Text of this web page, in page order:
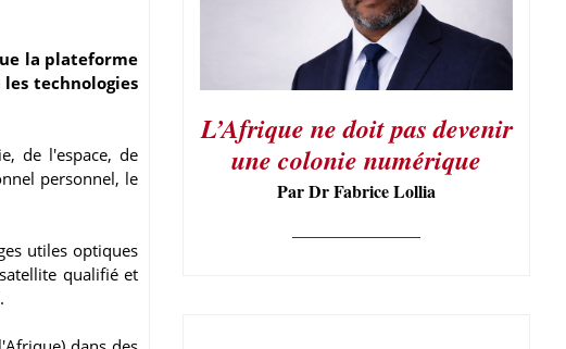
la plateforme
technologies
de l'espace, de
personnel, le
utiles optiques
qualifié et
L’Afrique ne doit pas devenir
une colonie numérique
Par Dr Fabrice Lollia